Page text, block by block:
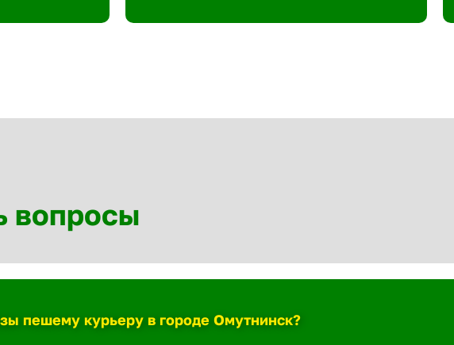
вопросы
пешему курьеру в городе Омутнинск?